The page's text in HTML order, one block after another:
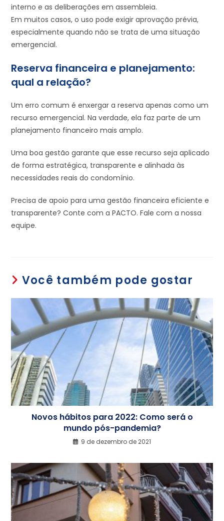
interno e as deliberações em assembleia.
Em muitos casos, o uso pode exigir aprovação prévia,
especialmente quando não se trata de uma situação
emergencial.
Reserva financeira e planejamento:
qual a relação?
Um erro comum é enxergar a reserva apenas como um
recurso emergencial. Na verdade, ela faz parte de um
planejamento financeiro mais amplo.
Uma boa gestão garante que esse recurso seja aplicado
de forma estratégica, transparente e alinhada às
necessidades reais do condomínio.
Precisa de apoio para uma gestão financeira eficiente e
transparente? Conte com a PACTO. Fale com a nossa
equipe.
Você também pode gostar
Novos hábitos para 2022: Como será o
mundo pós-pandemia?
9 de dezembro de 2021